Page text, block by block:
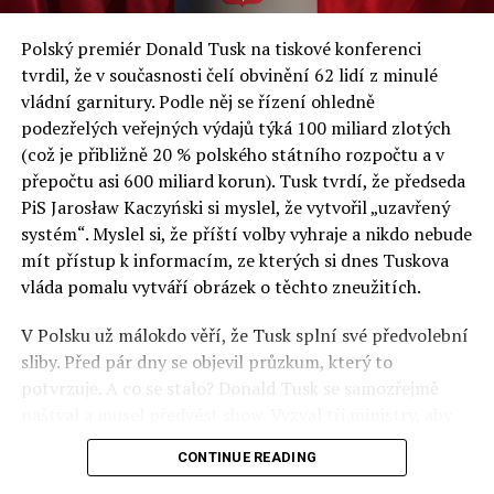
a východní Evropě.
Otázky spojené s vývojem umělé inteligence budou na
fóru AI zvláště diskutovanou oblastí. Fórum AI bude
zahrnovat vyhrazenou tematickou trať skládající se z
panelů, prezentací, workshopů a speciálních akcí.
Budou diskutovány klíčové otázky vlivu umělé
inteligence ve společnosti, ale i v sektoru veřejných a
komerčních služeb. Budou se diskutovat problémy a
výzvy, kterým bude muset trh čelit tváří v tvář zásadním
technologickým změnám. Účastníci fóra také zváží, do
technologií umělé inteligence v mnoha oblastech života
umožní Evropské unii obnovit konkurenceschopnost ve
vztahu ke globálním ekonomikám a nutnosti zajistit
Polský premiér Donald Tusk na tiskové konferenci
tvrdil, že v současnosti čelí obvinění 62 lidí z minulé
vládní garnitury. Podle něj se řízení ohledně
podezřelých veřejných výdajů týká 100 miliard zlotých
(což je přibližně 20 % polského státního rozpočtu a v
přepočtu asi 600 miliard korun). Tusk tvrdí, že předseda
PiS Jarosław Kaczyński si myslel, že vytvořil „uzavřený
systém“. Myslel si, že příští volby vyhraje a nikdo nebude
mít přístup k informacím, ze kterých si dnes Tuskova
vláda pomalu vytváří obrázek o těchto zneužitích.
V Polsku už málokdo věří, že Tusk splní své předvolební
sliby. Před pár dny se objevil průzkum, který to
potvrzuje. A co se stalo? Donald Tusk se samozřejmě
před kamerami podepsali dohodu o stíhání členů PiS, a
ti poslušně ono divadlo předvedli. Andrzej Domański
CONTINUE READING